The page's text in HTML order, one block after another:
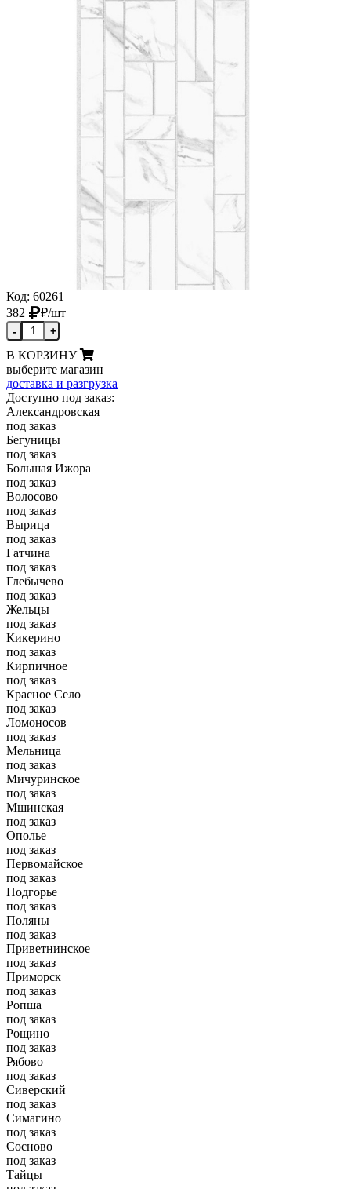
Код: 60261
382
₽/шт
- +
В КОРЗИНУ
выберите магазин
доставка и разгрузка
Доступно под заказ:
Александровская
под заказ
Бегуницы
под заказ
Большая Ижора
под заказ
Волосово
под заказ
Вырица
под заказ
Гатчина
под заказ
Глебычево
под заказ
Жельцы
под заказ
Кикерино
под заказ
Кирпичное
под заказ
Красное Село
под заказ
Ломоносов
под заказ
Мельница
под заказ
Мичуринское
под заказ
Мшинская
под заказ
Ополье
под заказ
Первомайское
под заказ
Подгорье
под заказ
Поляны
под заказ
Приветнинское
под заказ
Приморск
под заказ
Ропша
под заказ
Рощино
под заказ
Рябово
под заказ
Сиверский
под заказ
Симагино
под заказ
Сосново
под заказ
Тайцы